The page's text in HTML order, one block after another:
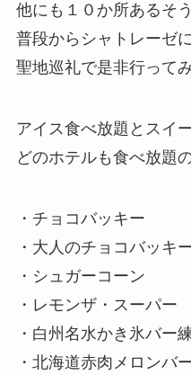
他にも１０か所あるそ
普段からシャトレーゼ
聖地巡礼で是非行って
アイス食べ放題とスイ
どのホテルも食べ放題
・チョコバッキー
・大人のチョコバッキ
・シュガーコーン
・レモンザ・スーパー
・白州名水かき氷バー
・北海道赤肉メロンバ